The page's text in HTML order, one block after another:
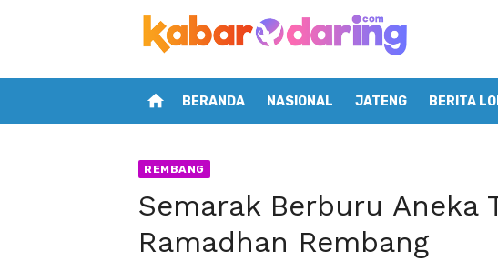
home BERANDA NASIONAL JATENG BERITA
REMBANG
Semarak Berburu Aneka
Ramadhan Rembang